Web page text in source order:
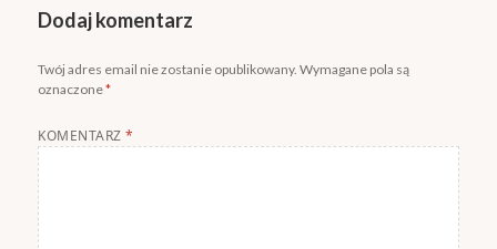
Dodaj komentarz
Twój adres email nie zostanie opublikowany. Wymagane pola są
oznaczone*
KOMENTARZ*